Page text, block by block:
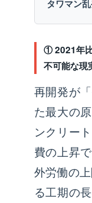
タワマン
① 2021年
不可能な現
再開発が
た最大の
ンクリー
費の上昇
外労働の
る工期の